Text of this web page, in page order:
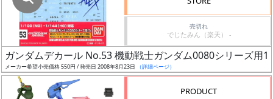
ス
ア
売切れ
でじたみん（楽天） -
ガンダムデカール No.53 機動戦士ガンダム0080シリーズ用1
メーカー希望小売価格 550円 / 発売日 2008年8月23日 （詳細ページ）
PRODUCT